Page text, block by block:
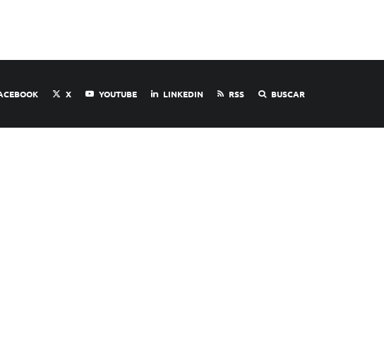
X YOUTUBE LINKEDIN RSS BUSCAR